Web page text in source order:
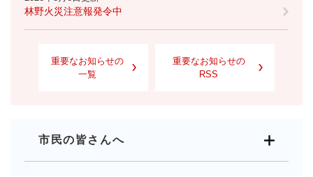
林野火災注意報発令中
重要なお知らせの
一覧
重要なお知らせの
RSS
市民の皆さんへ